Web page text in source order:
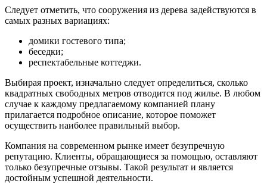
Следует отметить, что сооружения из дерева задействуются в
самых разных вариациях:
домики гостевого типа;
беседки;
респектабельные коттеджи.
Выбирая проект, изначально следует определиться, сколько
квадратных свободных метров отводится под жилье. В любом
случае к каждому предлагаемому компанией плану
прилагается подробное описание, которое поможет
осуществить наиболее правильный выбор.
Компания на современном рынке имеет безупречную
репутацию. Клиенты, обращающиеся за помощью, оставляют
только безупречные отзывы. Такой результат и является
достойным успешной деятельности.